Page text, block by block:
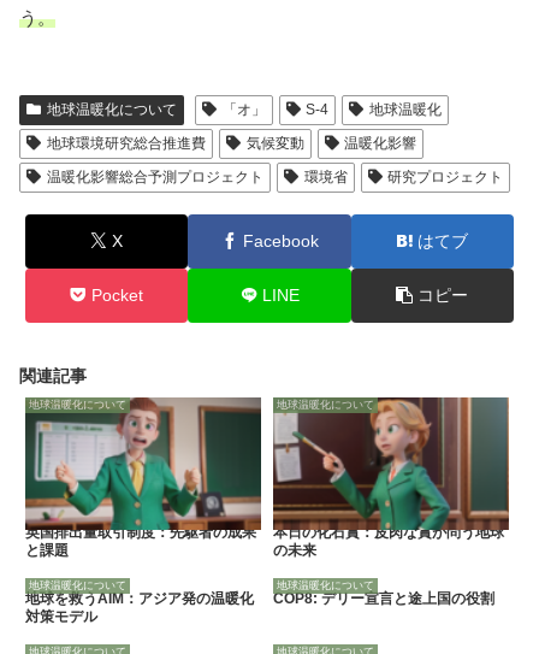
う。
地球温暖化について 「オ」 S-4
地球温暖化
地球環境研究総合推進費
気候変動
温暖化影響
温暖化影響総合予測プロジェクト
環境省 研究プロジェクト
X Facebook はてブ
Pocket LINE コピー
関連記事
地球温暖化について
英国排出量取引制度：先駆者の成果
と課題
地球温暖化について
本日の化石賞：皮肉な賞が問う地球
の未来
地球温暖化について
地球を救うAIM：アジア発の温暖化
対策モデル
地球温暖化について
COP8: デリー宣言と途上国の役割
地球温暖化について 地球温暖化について